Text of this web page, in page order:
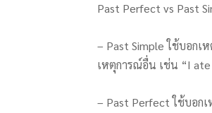
Past Perfect vs Past
– Past Simple ใช้บอกเ
เหตุการณ์อื่น เช่น “I
– Past Perfect ใช้บอก